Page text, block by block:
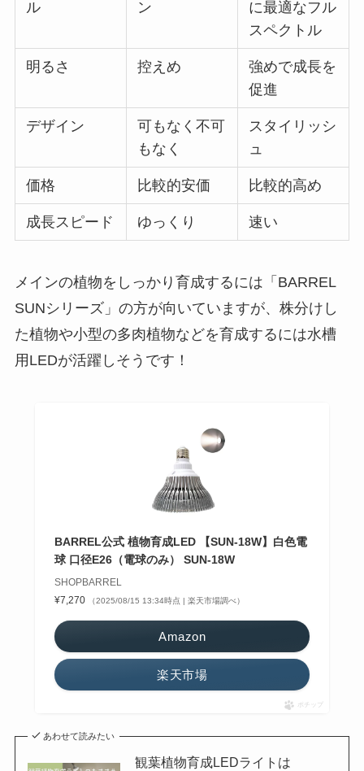
ル ン
に最適なフル
スペクトル
明るさ 控えめ
強めで成長を
促進
デザイン
可もなく不可
もなく
スタイリッシ
ュ
価格 比較的安価 比較的高め
成長スピード ゆっくり 速い
メインの植物をしっかり育成するには「BARREL
SUNシリーズ」の方が向いていますが、株分けし
た植物や小型の多肉植物などを育成するには水槽
用LEDが活躍しそうです！
BARREL公式 植物育成LED 【SUN-18W】白色電
球 口径E26（電球のみ） SUN-18W
SHOPBARREL
¥7,270
（2025/08/15 13:34時点 | 楽天市場調べ）
Amazon
楽天市場
ポチップ
あわせて読みたい
観葉植物育成LEDライトは